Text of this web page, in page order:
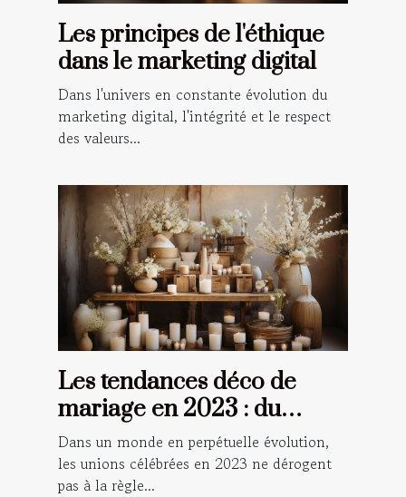
Les principes de l'éthique
dans le marketing digital
Dans l'univers en constante évolution du
marketing digital, l'intégrité et le respect
des valeurs...
Les tendances déco de
mariage en 2023 : du
champêtre au numérique
Dans un monde en perpétuelle évolution,
les unions célébrées en 2023 ne dérogent
pas à la règle...